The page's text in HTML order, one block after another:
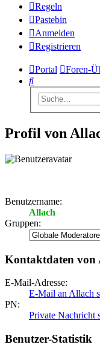
Regeln
Pastebin
Anmelden
Registrieren
Portal Foren-
Suche
Profil von
Benutzername:
Allach
Gruppen:
Kontaktdaten von
E-Mail-Adresse:
E-Mail an Allach
PN:
Private Nachricht
Benutzer-Statistik